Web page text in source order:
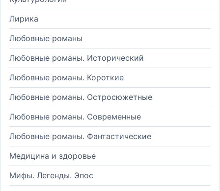
Лирика
Любовные романы
Любовные романы. Исторический
Любовные романы. Короткие
Любовные романы. Остросюжетные
Любовные романы. Современные
Любовные романы. Фантастические
Медицина и здоровье
Мифы. Легенды. Эпос